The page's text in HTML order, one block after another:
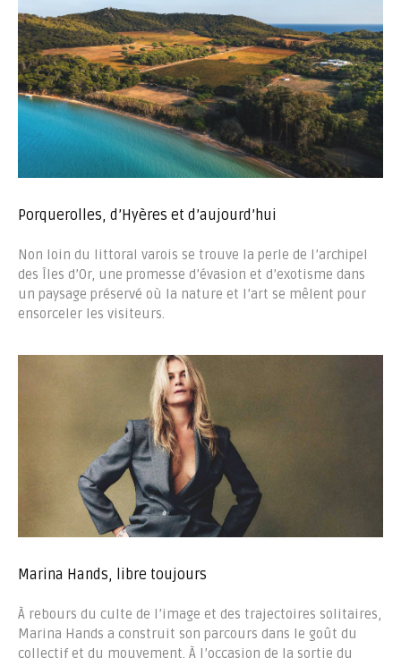
Porquerolles, d’Hyères et d’aujourd’hui
Non loin du littoral varois se trouve la perle de l’archipel
des Îles d’Or, une promesse d’évasion et d’exotisme dans
un paysage préservé où la nature et l’art se mêlent pour
ensorceler les visiteurs.
Marina Hands, libre toujours
À rebours du culte de l’image et des trajectoires solitaires,
Marina Hands a construit son parcours dans le goût du
collectif et du mouvement. À l’occasion de la sortie du